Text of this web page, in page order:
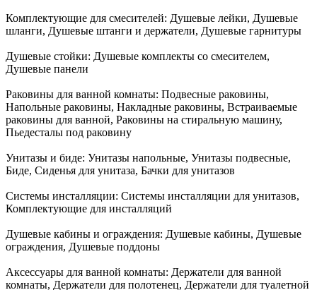
Комплектующие для смесителей: Душевые лейки, Душевые
шланги, Душевые штанги и держатели, Душевые гарнитуры
Душевые стойки: Душевые комплекты со смесителем,
Душевые панели
Раковины для ванной комнаты: Подвесные раковины,
Напольные раковины, Накладные раковины, Встраиваемые
раковины для ванной, Раковины на стиральную машину,
Пьедесталы под раковину
Унитазы и биде: Унитазы напольные, Унитазы подвесные,
Биде, Сиденья для унитаза, Бачки для унитазов
Системы инсталляции: Системы инсталляции для унитазов,
Комплектующие для инсталляций
Душевые кабины и ограждения: Душевые кабины, Душевые
ограждения, Душевые поддоны
Аксессуары для ванной комнаты: Держатели для ванной
комнаты, Держатели для полотенец, Держатели для туалетной